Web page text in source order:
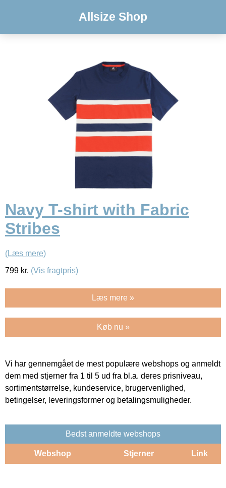
Allsize Shop
Navy T-shirt with Fabric
Stribes
(Læs mere)
799 kr. (Vis fragtpris)
Læs mere »
Køb nu »
Vi har gennemgået de mest populære webshops og anmeldt
dem med stjerner fra 1 til 5 ud fra bl.a. deres prisniveau,
sortimentstørrelse, kundeservice, brugervenlighed,
betingelser, leveringsformer og betalingsmuligheder.
Bedst anmeldte webshops
Webshop Stjerner Link